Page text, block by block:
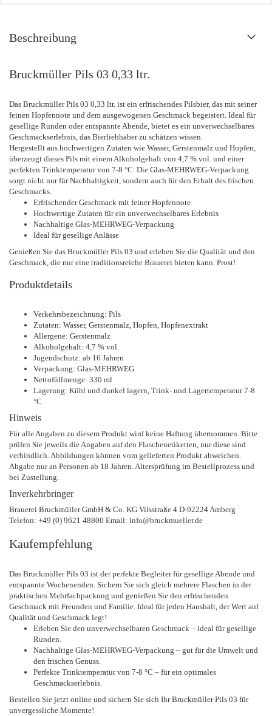
Beschreibung
Bruckmüller Pils 03 0,33 ltr.
Das Bruckmüller Pils 03 0,33 ltr. ist ein erfrischendes Pilsbier, das mit seiner
feinen Hopfennote und dem ausgewogenen Geschmack begeistert. Ideal für
gesellige Runden oder entspannte Abende, bietet es ein unverwechselbares
Geschmackserlebnis, das Bierliebhaber zu schätzen wissen.
Hergestellt aus hochwertigen Zutaten wie Wasser, Gerstenmalz und Hopfen,
überzeugt dieses Pils mit einem Alkoholgehalt von 4,7 % vol. und einer
perfekten Trinktemperatur von 7-8 °C. Die Glas-MEHRWEG-Verpackung
sorgt nicht nur für Nachhaltigkeit, sondern auch für den Erhalt des frischen
Geschmacks.
Erfrischender Geschmack mit feiner Hopfennote
Hochwertige Zutaten für ein unverwechselbares Erlebnis
Nachhaltige Glas-MEHRWEG-Verpackung
Ideal für gesellige Anlässe
Genießen Sie das Bruckmüller Pils 03 und erleben Sie die Qualität und den
Geschmack, die nur eine traditionsreiche Brauerei bieten kann. Prost!
Produktdetails
Verkehrsbezeichnung: Pils
Zutaten: Wasser, Gerstenmalz, Hopfen, Hopfenextrakt
Allergene: Gerstenmalz
Alkoholgehalt: 4,7 % vol.
Jugendschutz: ab 16 Jahren
Verpackung: Glas-MEHRWEG
Nettofüllmenge: 330 ml
Lagerung: Kühl und dunkel lagern, Trink- und Lagertemperatur 7-8
°C
Hinweis
Für alle Angaben zu diesem Produkt wird keine Haftung übernommen. Bitte
prüfen Sie jeweils die Angaben auf den Flaschenetiketten, nur diese sind
verbindlich. Abbildungen können vom gelieferten Produkt abweichen.
Abgabe nur an Personen ab 18 Jahren. Altersprüfung im Bestellprozess und
bei Zustellung.
Inverkehrbringer
Brauerei Bruckmüller GmbH & Co. KG Vilsstraße 4 D-92224 Amberg
Telefon: +49 (0) 9621 48800 Email: info@bruckmueller.de
Kaufempfehlung
Das Bruckmüller Pils 03 ist der perfekte Begleiter für gesellige Abende und
entspannte Wochenenden. Sichern Sie sich gleich mehrere Flaschen in der
praktischen Mehrfachpackung und genießen Sie den erfrischenden
Geschmack mit Freunden und Familie. Ideal für jeden Haushalt, der Wert auf
Qualität und Geschmack legt!
Erleben Sie den unverwechselbaren Geschmack – ideal für gesellige
Runden.
Nachhaltige Glas-MEHRWEG-Verpackung – gut für die Umwelt und
den frischen Genuss.
Perfekte Trinktemperatur von 7-8 °C – für ein optimales
Geschmackserlebnis.
Bestellen Sie jetzt online und sichern Sie sich Ihr Bruckmüller Pils 03 für
unvergessliche Momente!